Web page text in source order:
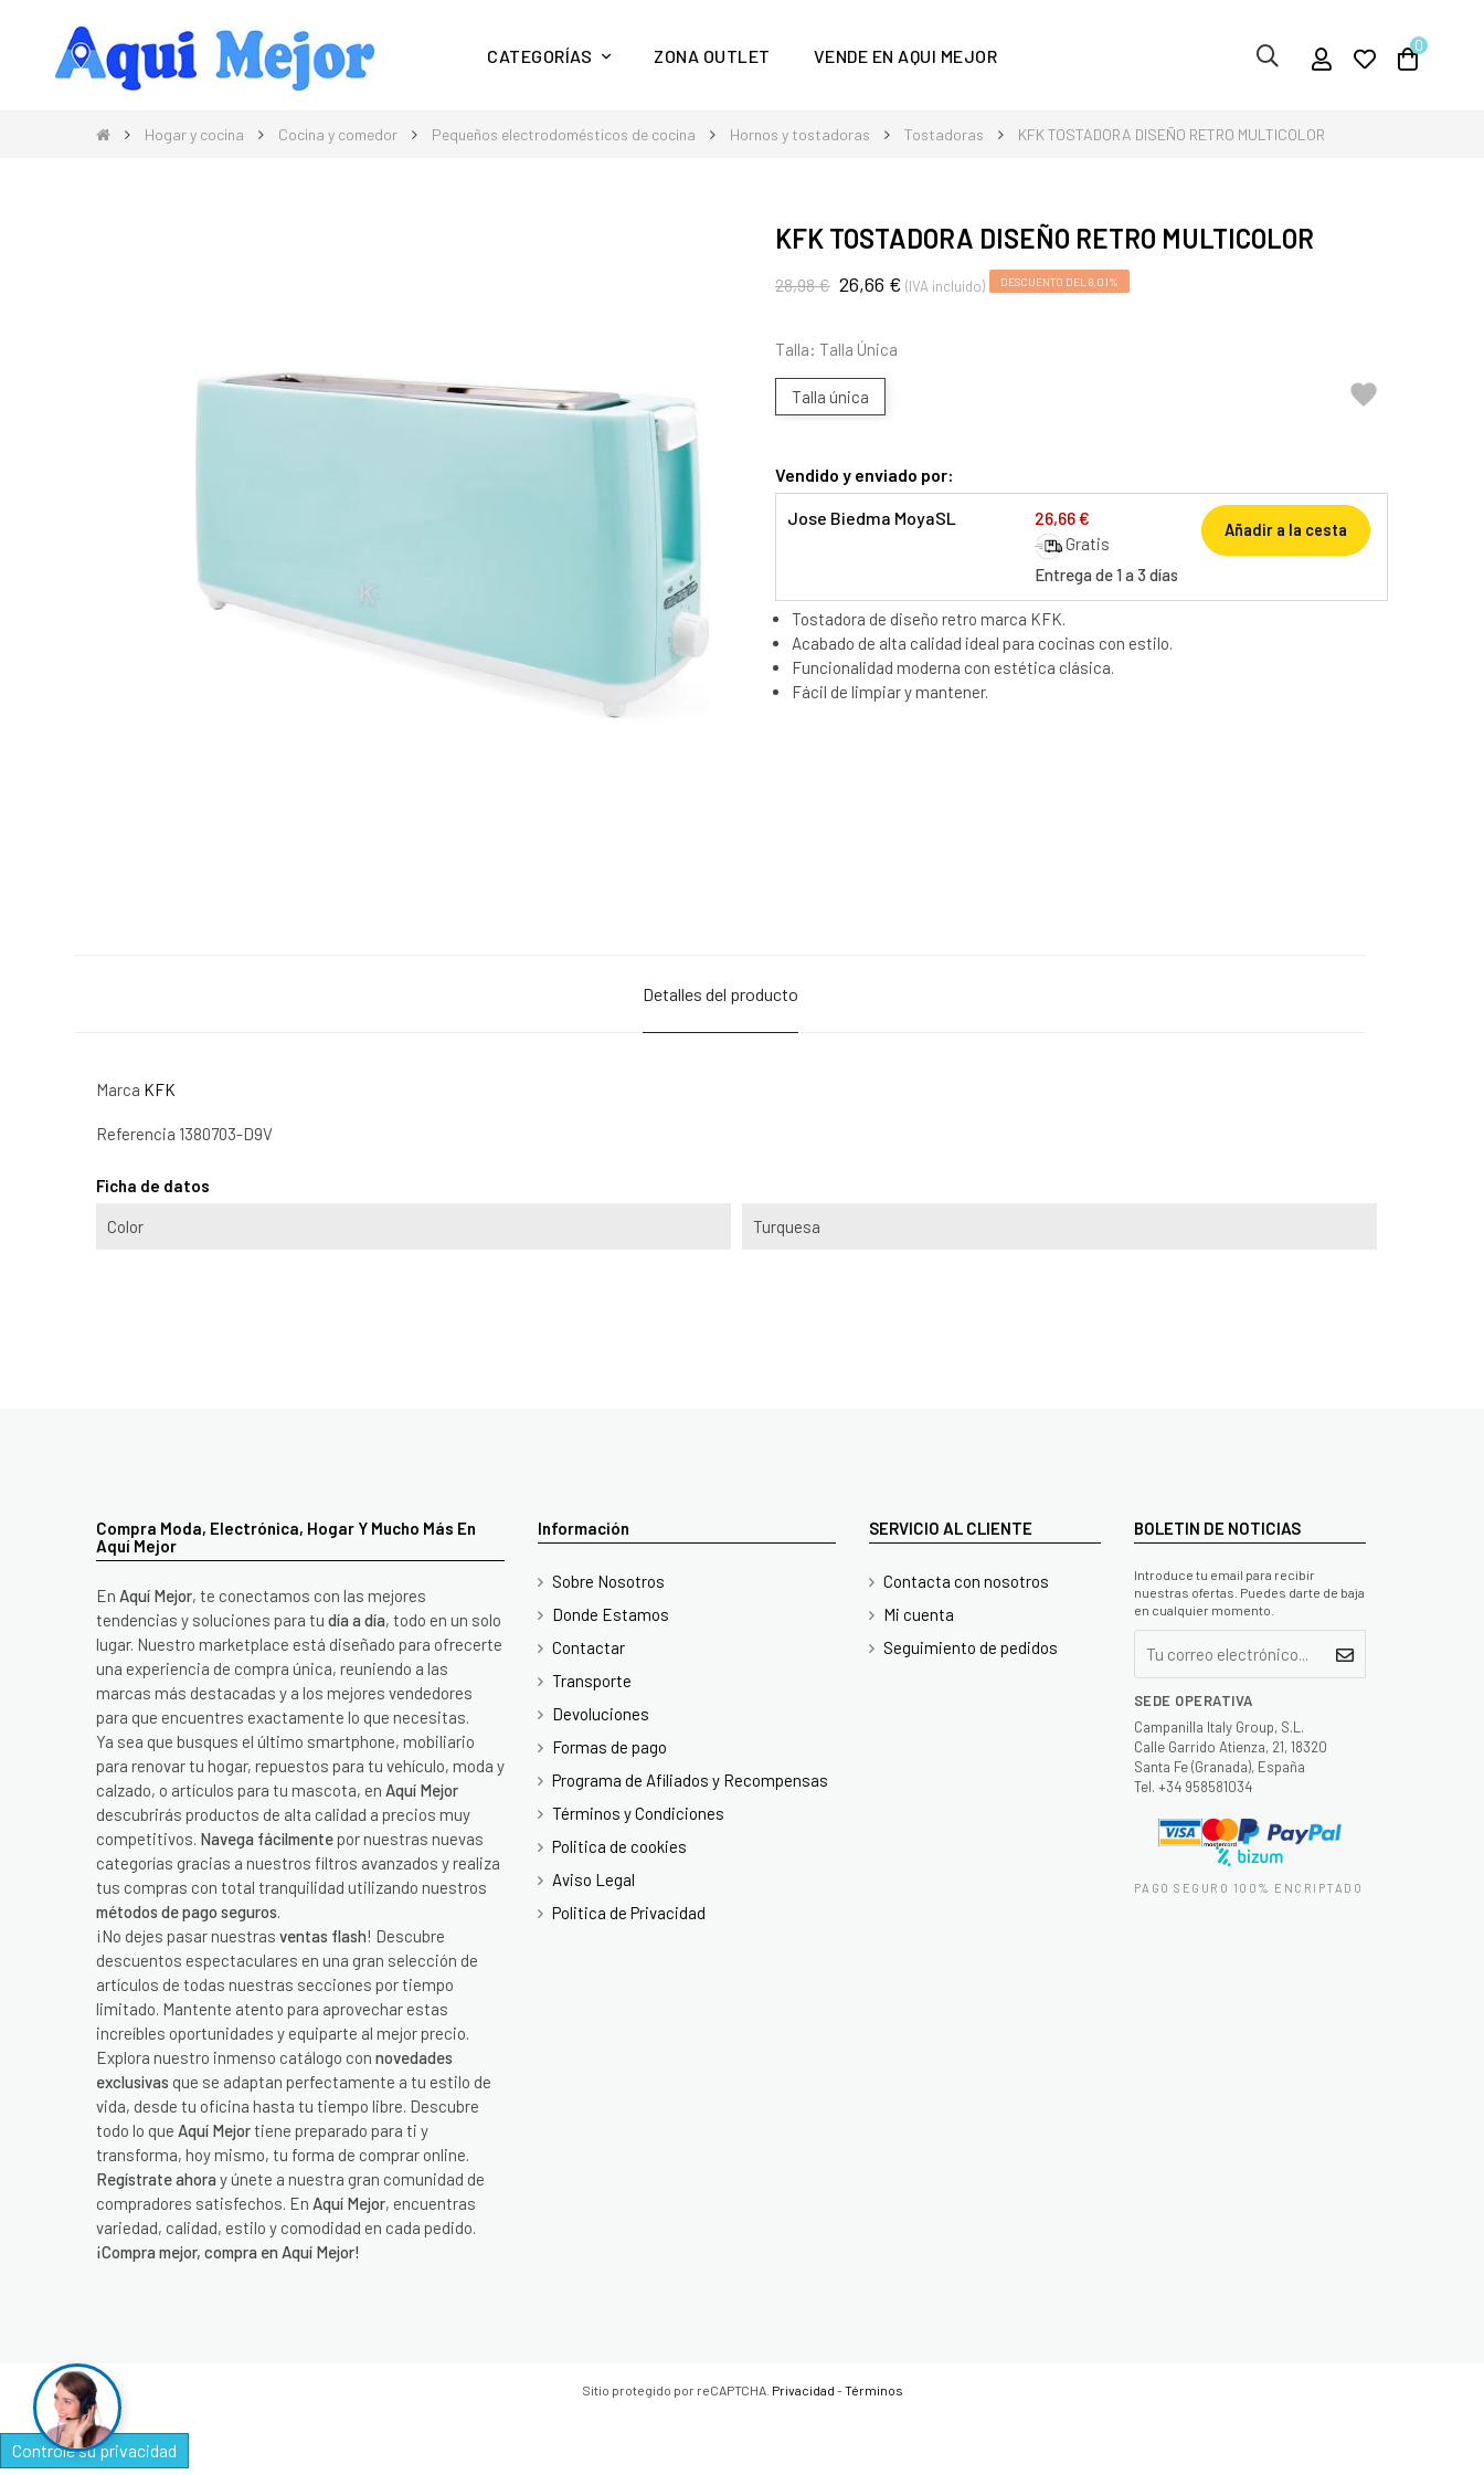
Compra Moda, Electrónica, Hogar y mucho más en Aquí Mejor
CATEGORÍAS ZONA OUTLET VENDE EN AQUI MEJOR 0
Hogar y cocina Cocina y comedor Pequeños electrodomésticos de cocina Hornos y tostadoras Tostadoras KFK TOSTADORA DISEÑO RETRO MULTICOLOR
KFK TOSTADORA DISEÑO RETRO MULTICOLOR
28,98 € 26,66 € (IVA incluido) DESCUENTO DEL 8,01%
Talla: Talla Única
Talla única 
Vendido y enviado por:
Jose Biedma MoyaSL 26,66 €
Gratis
Entrega de 1 a 3 días
Añadir a la cesta
Tostadora de diseño retro marca KFK.
Acabado de alta calidad ideal para cocinas con estilo.
Funcionalidad moderna con estética clásica.
Fácil de limpiar y mantener.
Detalles del producto
Marca KFK
Referencia 1380703-D9V
Ficha de datos
Color Turquesa
Compra Moda, Electrónica, Hogar Y Mucho Más En
Aquí Mejor
En Aquí Mejor, te conectamos con las mejores
tendencias y soluciones para tu día a día, todo en un solo
lugar. Nuestro marketplace está diseñado para ofrecerte
una experiencia de compra única, reuniendo a las
marcas más destacadas y a los mejores vendedores
para que encuentres exactamente lo que necesitas.
Ya sea que busques el último smartphone, mobiliario
para renovar tu hogar, repuestos para tu vehículo, moda y
calzado, o artículos para tu mascota, en Aquí Mejor
descubrirás productos de alta calidad a precios muy
competitivos. Navega fácilmente por nuestras nuevas
categorías gracias a nuestros filtros avanzados y realiza
tus compras con total tranquilidad utilizando nuestros
métodos de pago seguros.
¡No dejes pasar nuestras ventas flash! Descubre
descuentos espectaculares en una gran selección de
artículos de todas nuestras secciones por tiempo
limitado. Mantente atento para aprovechar estas
increíbles oportunidades y equiparte al mejor precio.
Explora nuestro inmenso catálogo con novedades
exclusivas que se adaptan perfectamente a tu estilo de
vida, desde tu oficina hasta tu tiempo libre. Descubre
todo lo que Aquí Mejortiene preparado para ti y
transforma, hoy mismo, tu forma de comprar online.
Regístrate ahora y únete a nuestra gran comunidad de
compradores satisfechos. En Aquí Mejor, encuentras
variedad, calidad, estilo y comodidad en cada pedido.
¡Compra mejor, compra en Aquí Mejor!
Información
Sobre Nosotros
Donde Estamos
Contactar
Transporte
Devoluciones
Formas de pago
Programa de Afiliados y Recompensas
Términos y Condiciones
Politica de cookies
Aviso Legal
Politica de Privacidad
SERVICIO AL CLIENTE
Contacta con nosotros
Mi cuenta
Seguimiento de pedidos
BOLETIN DE NOTICIAS
Introduce tu email para recibir
nuestras ofertas. Puedes darte de baja
en cualquier momento.
SEDE OPERATIVA
Campanilla Italy Group, S.L.
Calle Garrido Atienza, 21, 18320
Santa Fe (Granada), España
Tel. +34 958581034
PAGO SEGURO 100% ENCRIPTADO
Sitio protegido por reCAPTCHA. Privacidad -Términos
Controle su privacidad